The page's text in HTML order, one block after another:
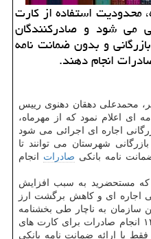
محدودیت استفاده از کارت
می شود و صادرکنندگان
و بدون ضمانت نامه
محمدعلی دهقان دهنوی رییس
ای اعلام نمود که از مهرماه،
اجاره ای اجرائی می شود
بازرگانی شهرستان می توانند تا
صادرات انجام
که مستحضرید به سبب افزایش
اجاره ای و کاهش برگشت ارز
سازمان به ناچار طی بخشنامه
شماره ۵۶۳۳۱۱۸ مورخ ۱۴۰۴/۰۴/۲۴ انجام صادرات برای کارت های
فقط با ارائه ضمانت نامه بانکی